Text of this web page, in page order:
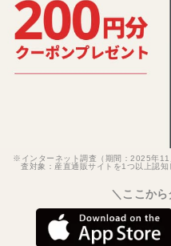
※インターネット調査（期間：2025年
査対象：産直通販サイトを1つ以上認知
＼ここから